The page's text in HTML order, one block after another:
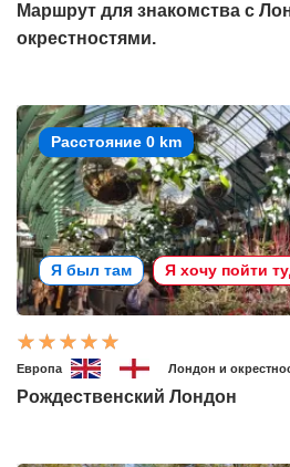
Маршрут для знакомства с
окрестностями.
Расстояние 0 km
Я был там Я хочу пойти
Европа Лондон и
Рождественский Лондон